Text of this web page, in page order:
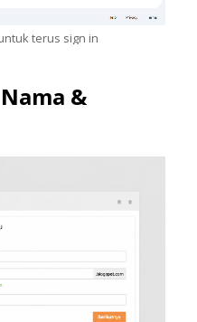
terus sign in
&